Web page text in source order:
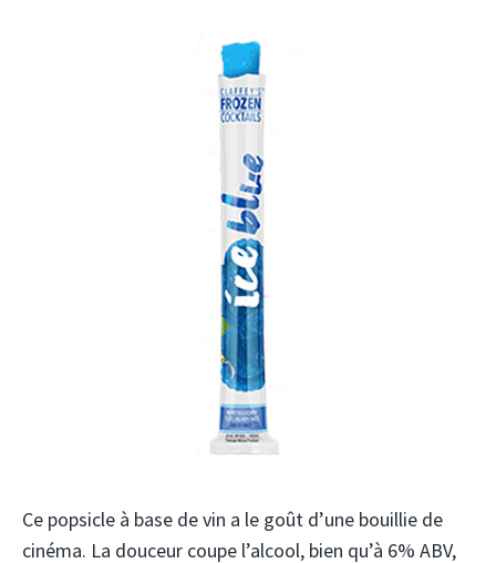
Ce popsicle à base de vin a le goût d’une bouillie de
cinéma. La douceur coupe l’alcool, bien qu’à 6% ABV,